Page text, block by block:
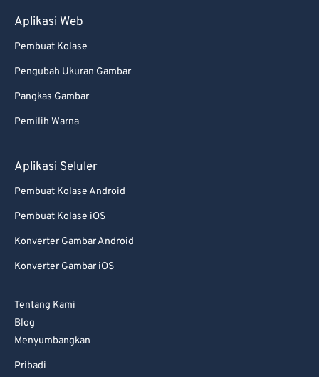
Aplikasi Web
Pembuat Kolase
Pengubah Ukuran Gambar
Pangkas Gambar
Pemilih Warna
Aplikasi Seluler
Pembuat Kolase Android
Pembuat Kolase iOS
Konverter Gambar Android
Konverter Gambar iOS
Tentang Kami
Blog
Menyumbangkan
Pribadi